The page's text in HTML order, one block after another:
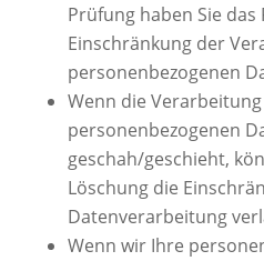
Prüfung haben Sie das
Einschränkung der
personenbezogenen
Wenn die
personenbezogenen
geschah/geschieht,
Löschung die
Datenverarbeitung
Wenn wir Ihre